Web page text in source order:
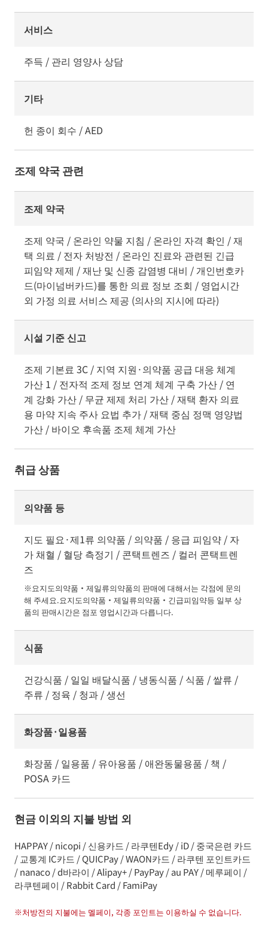
서비스
주득 / 관리 영양사 상담
기타
헌 종이 회수 / AED
조제 약국 관련
조제 약국
조제 약국 / 온라인 약물 지침 / 온라인 자격 확인 / 재
택 의료 / 전자 처방전 / 온라인 진료와 관련된 긴급
피임약 제제 / 재난 및 신종 감염병 대비 / 개인번호카
드(마이넘버카드)를 통한 의료 정보 조회 / 영업시간
외 가정 의료 서비스 제공 (의사의 지시에 따라)
시설 기준 신고
조제 기본료 3C / 지역 지원·의약품 공급 대응 체계
가산 1 / 전자적 조제 정보 연계 체계 구축 가산 / 연
계 강화 가산 / 무균 제제 처리 가산 / 재택 환자 의료
용 마약 지속 주사 요법 추가 / 재택 중심 정맥 영양법
가산 / 바이오 후속품 조제 체계 가산
취급 상품
의약품 등
지도 필요·제1류 의약품 / 의약품 / 응급 피임약 / 자
가 채혈 / 혈당 측정기 / 콘택트렌즈 / 컬러 콘택트렌
즈
※요지도의약품・제일류의약품의 판매에 대해서는 각점에 문의
해 주세요.요지도의약품・제일류의약품・긴급피임약등 일부 상
품의 판매시간은 점포 영업시간과 다릅니다.
식품
건강식품 / 일일 배달식품 / 냉동식품 / 식품 / 쌀류 /
주류 / 정육 / 청과 / 생선
화장품·일용품
화장품 / 일용품 / 유아용품 / 애완동물용품 / 책 /
POSA 카드
현금 이외의 지불 방법 외
HAPPAY / nicopi / 신용카드 / 라쿠텐Edy / iD / 중국은련 카드
/ 교통계 IC카드 / QUICPay / WAON카드 / 라쿠텐 포인트카드
/ nanaco / d바라이 / Alipay+ / PayPay / au PAY / 메루페이 /
라쿠텐페이 / Rabbit Card / FamiPay
※처방전의 지불에는 멜페이, 각종 포인트는 이용하실 수 없습니다.